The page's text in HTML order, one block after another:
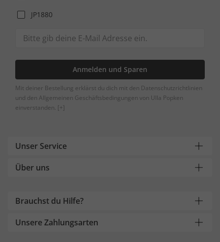
JP1880
Anmelden und Sparen
Mit deiner Bestellung erklärst du dich mit den Datenschutzrichtlinien
und den Allgemeinen Geschäftsbedingungen von Ulla Popken
einverstanden. [+]
Unser Service
Über uns
Brauchst du Hilfe?
Unsere Zahlungsarten